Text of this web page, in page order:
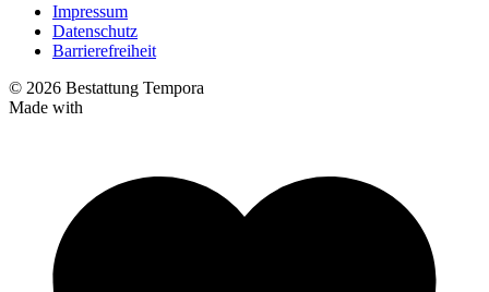
Impressum
Datenschutz
Barrierefreiheit
© 2026 Bestattung Tempora
Made with